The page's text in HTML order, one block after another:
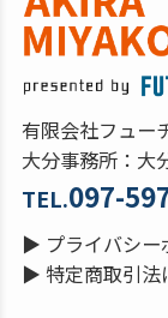
有限会社フュー
大分事務所：大
TEL.097-
▶ プライバシー
▶ 特定商取引